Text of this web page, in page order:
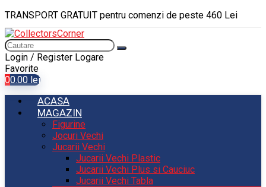
TRANSPORT GRATUIT pentru comenzi de peste 460 Lei
Login / Register Logare
Favorite
00.00 lei
ACASA
MAGAZIN
Figurine
Jocuri Vechi
Jucarii Vechi
Jucarii Vechi Plastic
Jucarii Vechi Plus si Cauciuc
Jucarii Vechi Tabla